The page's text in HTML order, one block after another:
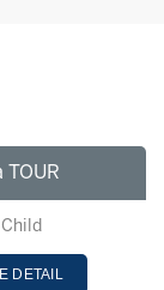
TOUR
Child
DETAIL